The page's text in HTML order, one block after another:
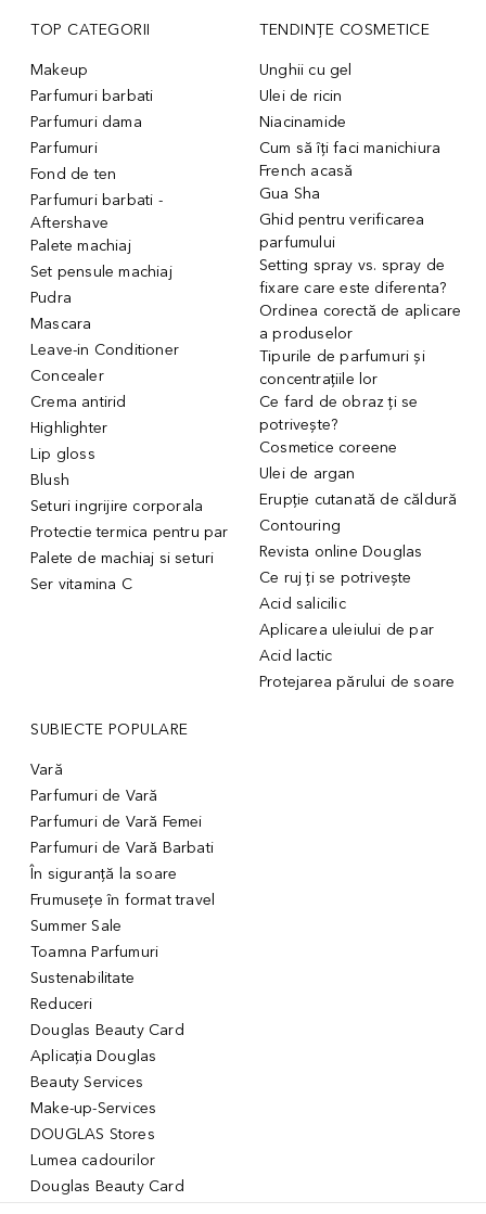
TOP CATEGORII
Makeup
Parfumuri barbati
Parfumuri dama
Parfumuri
Fond de ten
Parfumuri barbati -
Aftershave
Palete machiaj
Set pensule machiaj
Pudra
Mascara
Leave-in Conditioner
Concealer
Crema antirid
Highlighter
Lip gloss
Blush
Seturi ingrijire corporala
Protectie termica pentru par
Palete de machiaj si seturi
Ser vitamina C
TENDINȚE COSMETICE
Unghii cu gel
Ulei de ricin
Niacinamide
Cum să îți faci manichiura
French acasă
Gua Sha
Ghid pentru verificarea
parfumului
Setting spray vs. spray de
fixare care este diferenta?
Ordinea corectă de aplicare
a produselor
Tipurile de parfumuri și
concentrațiile lor
Ce fard de obraz ți se
potrivește?
Cosmetice coreene
Ulei de argan
Erupție cutanată de căldură
Contouring
Revista online Douglas
Ce ruj ți se potrivește
Acid salicilic
Aplicarea uleiului de par
Acid lactic
Protejarea părului de soare
SUBIECTE POPULARE
Vară
Parfumuri de Vară
Parfumuri de Vară Femei
Parfumuri de Vară Barbati
În siguranță la soare
Frumusețe în format travel
Summer Sale
Toamna Parfumuri
Sustenabilitate
Reduceri
Douglas Beauty Card
Aplicația Douglas
Beauty Services
Make-up-Services
DOUGLAS Stores
Lumea cadourilor
Douglas Beauty Card